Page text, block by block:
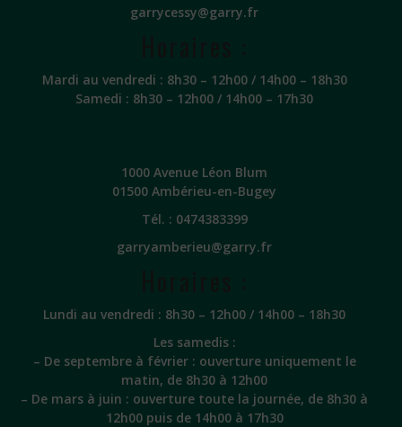
garrycessy@garry.fr
Mardi au vendredi : 8h30 – 12h00 / 14h00 – 18h30
Samedi : 8h30 – 12h00 / 14h00 – 17h30
1000 Avenue Léon Blum
01500 Ambérieu-en-Bugey
Tél. : 0474383399
garryamberieu@garry.fr
Lundi au vendredi : 8h30 – 12h00 / 14h00 – 18h30
Les samedis :
– De septembre à février : ouverture uniquement le
matin, de 8h30 à 12h00
– De mars à juin : ouverture toute la journée, de 8h30 à
12h00 puis de 14h00 à 17h30